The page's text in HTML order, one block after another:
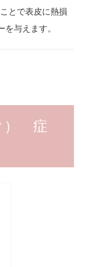
とで表皮に熱損
与えます。
） 症